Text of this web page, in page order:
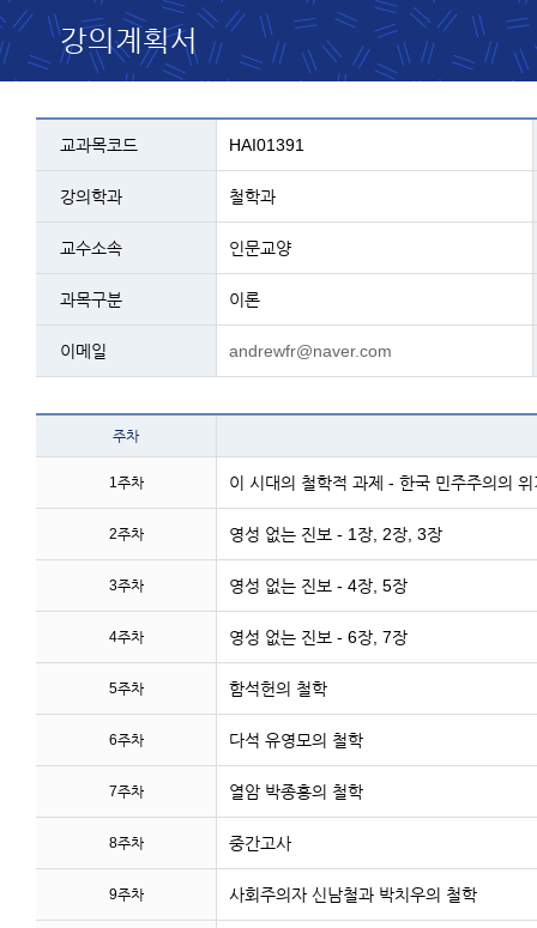
강의계획서
교과목코드 HAI01391
강의학과 철학과
교수소속 인문교양
과목구분 이론
이메일 andrewfr@naver.com
주차
1주차 이 시대의 철학적 과제 - 한국 민주주의의
2주차 영성 없는 진보 - 1장, 2장, 3장
3주차 영성 없는 진보 - 4장, 5장
4주차 영성 없는 진보 - 6장, 7장
5주차 함석헌의 철학
6주차 다석 유영모의 철학
7주차 열암 박종홍의 철학
8주차 중간고사
9주차 사회주의자 신남철과 박치우의 철학